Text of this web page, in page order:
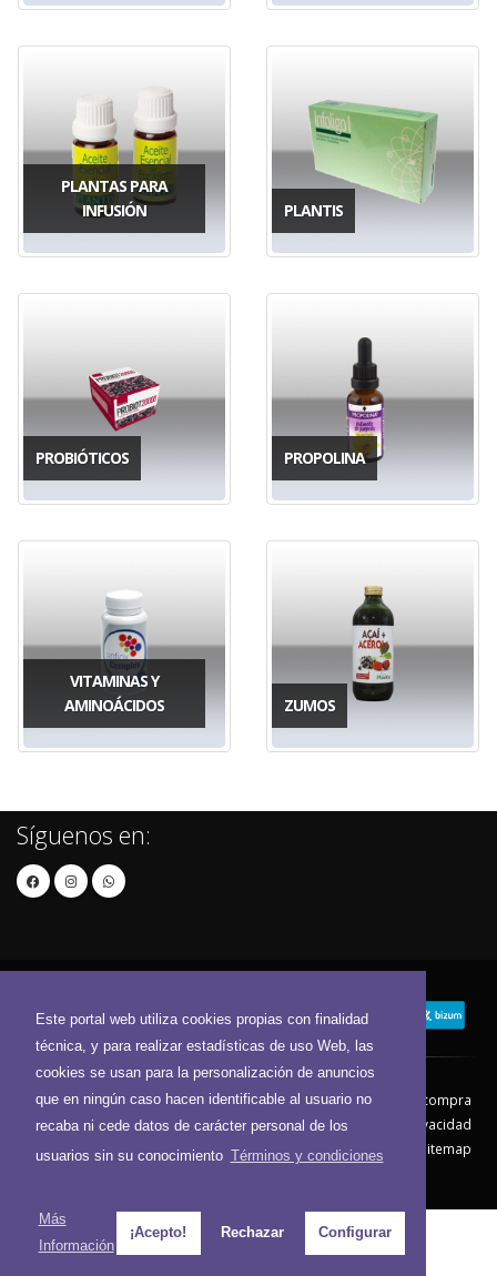
Este portal web utiliza cookies propias con finalidad
técnica, y para realizar estadísticas de uso Web, las
cookies se usan para la personalización de anuncios
que en ningún caso hacen identificable al usuario no
recaba ni cede datos de carácter personal de los
usuarios sin su conocimiento Términos y condiciones
Más
Información
¡Acepto! Rechazar Configurar
PLANTAS PARA
INFUSIÓN
PLANTIS
PROBIÓTICOS PROPOLINA
VITAMINAS Y
AMINOÁCIDOS
ZUMOS
Síguenos en:
Contacto Aviso Legal
Condiciones de compra
Política de envíos
Política de devolución
Política de Privacidad
Política de Cookies
Sitemap